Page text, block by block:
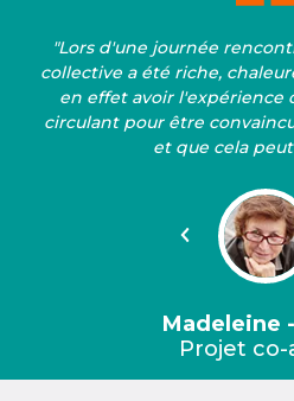
"Lors d'une journée
collective a été riche,
en effet avoir l'expérience
circulant pour être
et que cela
Précédent
Madeleine
Projet